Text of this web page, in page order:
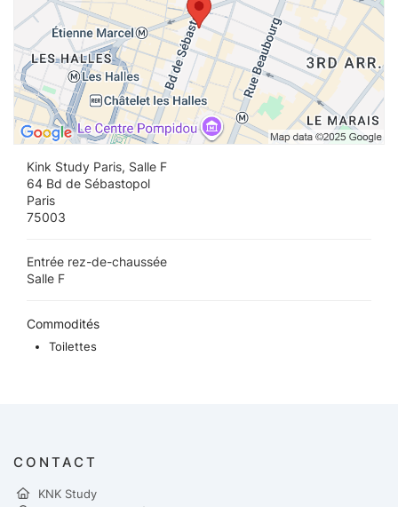
Kink Study Paris, Salle F
64 Bd de Sébastopol
Paris
75003
Entrée rez-de-chaussée
Salle F
Commodités
Toilettes
CONTACT
KNK Study